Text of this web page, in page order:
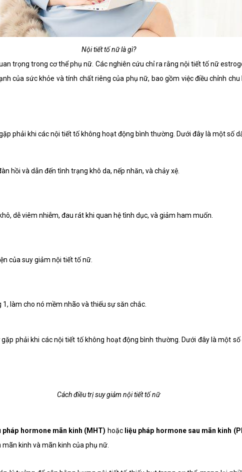
Nội tiết tố nữ là gì?
trọng trong cơ thể phụ nữ. Các nghiên cứu chỉ ra rằng nội tiết tố nữ
của sức khỏe và tính chất riêng của phụ nữ, bao gồm việc điều chỉnh
phải khi các nội tiết tố không hoạt động bình thường. Dưới đây là một số
hồi và dẫn đến tình trạng khô da, nếp nhăn, và chảy xệ.
dễ viêm nhiễm, đau rát khi quan hệ tình dục, và giảm ham muốn.
của suy giảm nội tiết tố nữ.
làm cho nó mềm nhão và thiếu sự săn chắc.
phải khi các nội tiết tố không hoạt động bình thường. Dưới đây là một
Cách điều trị suy giảm nội tiết tố nữ
pháp hormone mãn kinh (MHT) hoặc liệu pháp hormone sau mãn kinh
kinh và mãn kinh của phụ nữ.